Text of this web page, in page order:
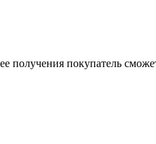
получения покупатель